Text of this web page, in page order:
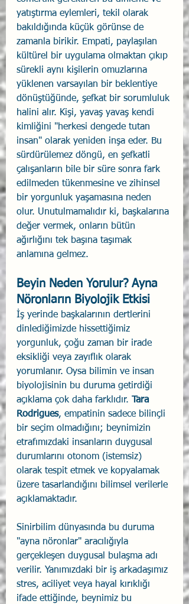
yatıştırma eylemleri, tekil olarak
bakıldığında küçük görünse de
zamanla birikir. Empati, paylaşılan
kültürel bir uygulama olmaktan çıkıp
sürekli aynı kişilerin omuzlarına
yüklenen varsayılan bir beklentiye
dönüştüğünde, şefkat bir sorumluluk
halini alır. Kişi, yavaş yavaş kendi
kimliğini "herkesi dengede tutan
insan" olarak yeniden inşa eder. Bu
sürdürülemez döngü, en şefkatli
çalışanların bile bir süre sonra fark
edilmeden tükenmesine ve zihinsel
bir yorgunluk yaşamasına neden
olur. Unutulmamalıdır ki, başkalarına
değer vermek, onların bütün
ağırlığını tek başına taşımak
anlamına gelmez.
Beyin Neden Yorulur? Ayna
Nöronların Biyolojik Etkisi
İş yerinde başkalarının dertlerini
dinlediğimizde hissettiğimiz
yorgunluk, çoğu zaman bir irade
eksikliği veya zayıflık olarak
yorumlanır. Oysa bilimin ve insan
biyolojisinin bu duruma getirdiği
açıklama çok daha farklıdır. Tara
Rodrigues, empatinin sadece bilinçli
bir seçim olmadığını; beynimizin
etrafımızdaki insanların duygusal
durumlarını otonom (istemsiz)
olarak tespit etmek ve kopyalamak
üzere tasarlandığını bilimsel verilerle
açıklamaktadır.
Sinirbilim dünyasında bu duruma
"ayna nöronlar" aracılığıyla
gerçekleşen duygusal bulaşma adı
verilir. Yanımızdaki bir iş arkadaşımız
stres, aciliyet veya hayal kırıklığı
ifade ettiğinde, beynimiz bu